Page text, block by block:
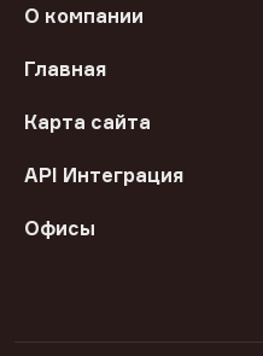
О компании
Главная
Карта сайта
API Интеграция
Офисы